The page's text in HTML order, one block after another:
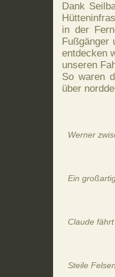
Dank
in der
Fußgänger
entdecken
unseren
So waren
über
Werner
Ein
Claude
Steile